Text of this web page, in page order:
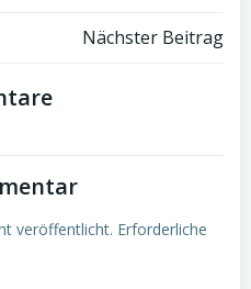
Nächster Beitrag
veröffentlicht. Erforderliche